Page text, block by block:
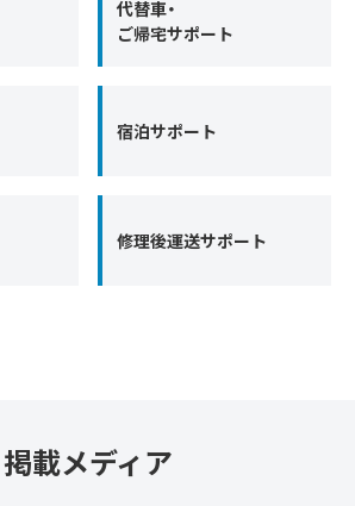
代替車・
ご帰宅サポート
宿泊サポート
修理後運送サポート
掲載メディア